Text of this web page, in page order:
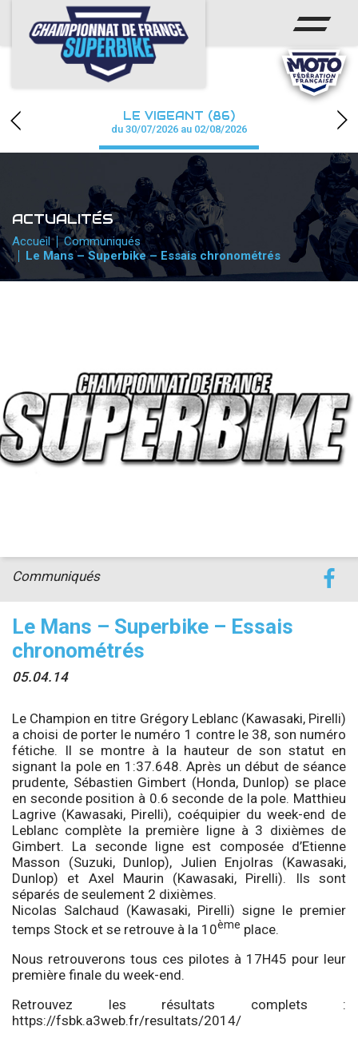
ACCUEIL
CHAMPIONNAT
CALENDRIER
PHOTOS / WEB TV
PARTENAIRES
PRESSE
LE VIGEANT (86)
du 30/07/2026 au 02/08/2026
ACTUALITÉS
Accueil
Communiqués
Le Mans – Superbike – Essais chronométrés
Le Mans – Superbike – Essais
chronométrés
05.04.14
Communiqués
Le Champion en titre Grégory Leblanc (Kawasaki, Pirelli)
a choisi de porter le numéro 1 contre le 38, son numéro
fétiche. Il se montre à la hauteur de son statut en
signant la pole en 1:37.648. Après un début de séance
prudente, Sébastien Gimbert (Honda, Dunlop) se place
en seconde position à 0.6 seconde de la pole. Matthieu
Lagrive (Kawasaki, Pirelli), coéquipier du week-end de
Leblanc complète la première ligne à 3 dixièmes de
Gimbert. La seconde ligne est composée d’Etienne
Masson (Suzuki, Dunlop), Julien Enjolras (Kawasaki,
Dunlop) et Axel Maurin (Kawasaki, Pirelli). Ils sont
séparés de seulement 2 dixièmes.
Nicolas Salchaud (Kawasaki, Pirelli) signe le premier
temps Stock et se retrouve à la 10ème place.
Nous retrouverons tous ces pilotes à 17H45 pour leur
première finale du week-end.
Retrouvez les résultats complets :
https://fsbk.a3web.fr/resultats/2014/